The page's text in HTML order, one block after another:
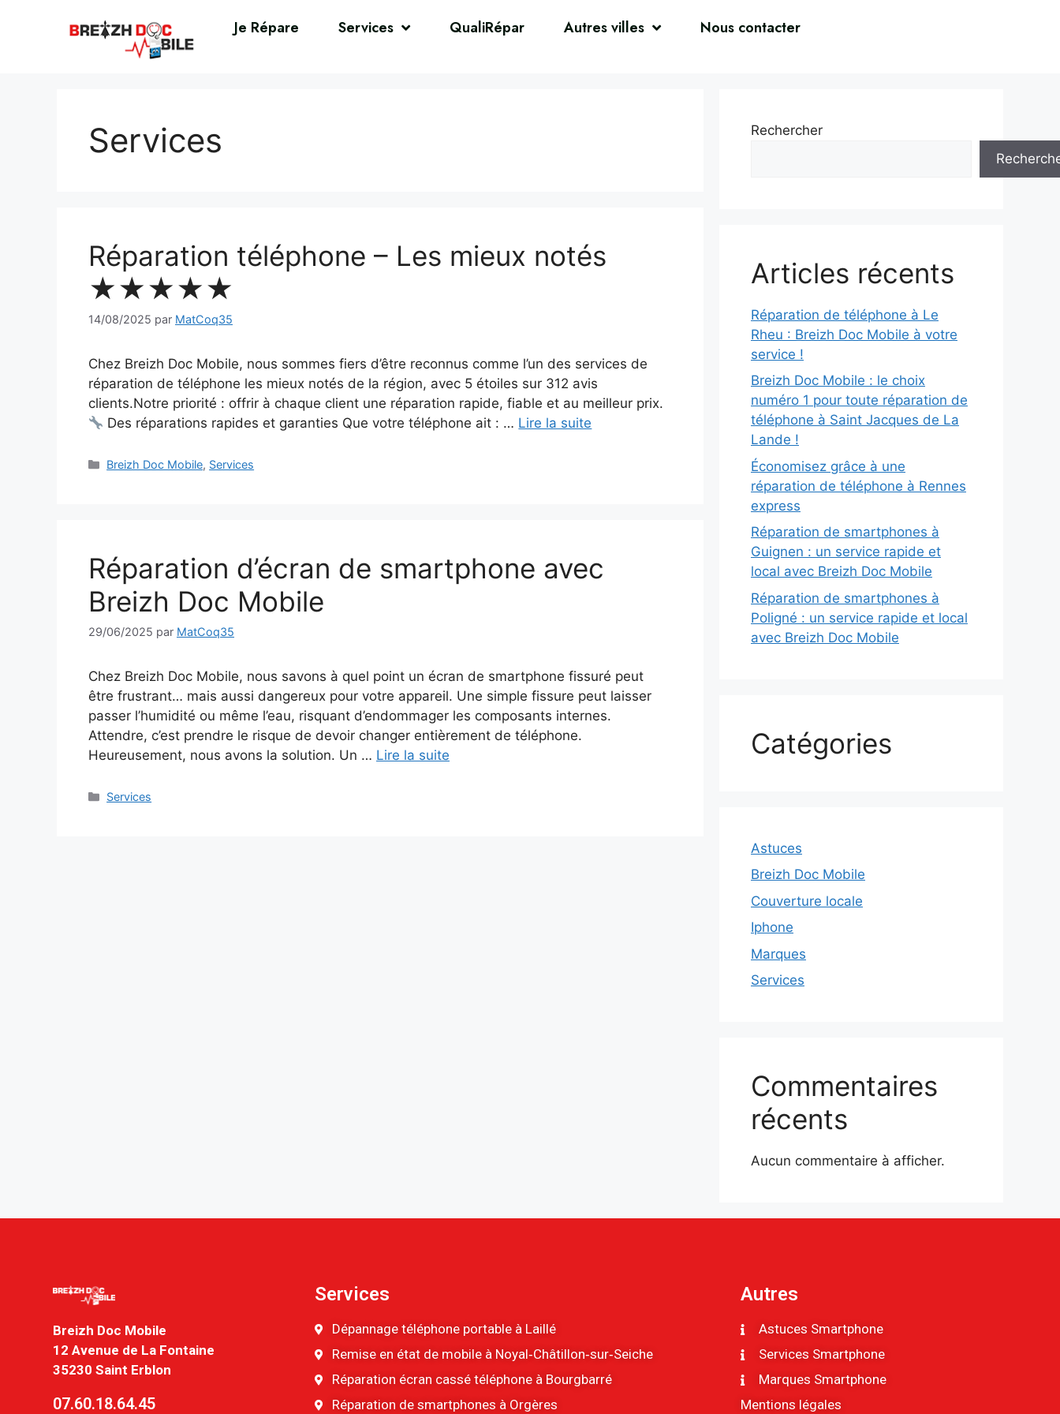
Je Répare Services QualiRépar Autres villes Nous contacter
Services
Réparation téléphone – Les mieux notés
★★★★★
14/08/2025 par MatCoq35
Chez Breizh Doc Mobile, nous sommes fiers d’être reconnus comme l’un des services de
réparation de téléphone les mieux notés de la région, avec 5 étoiles sur 312 avis
clients.Notre priorité : offrir à chaque client une réparation rapide, fiable et au meilleur prix.
Des réparations rapides et garanties Que votre téléphone ait : … Lire la suite
Breizh Doc Mobile, Services
Réparation d’écran de smartphone avec
Breizh Doc Mobile
29/06/2025 par MatCoq35
Chez Breizh Doc Mobile, nous savons à quel point un écran de smartphone fissuré peut
être frustrant… mais aussi dangereux pour votre appareil. Une simple fissure peut laisser
passer l’humidité ou même l’eau, risquant d’endommager les composants internes.
Attendre, c’est prendre le risque de devoir changer entièrement de téléphone.
Heureusement, nous avons la solution. Un … Lire la suite
Services
Rechercher
Articles récents
Réparation de téléphone à Le
Rheu : Breizh Doc Mobile à votre
service !
Breizh Doc Mobile : le choix
numéro 1 pour toute réparation de
téléphone à Saint Jacques de La
Lande !
Économisez grâce à une
réparation de téléphone à Rennes
express
Réparation de smartphones à
Guignen : un service rapide et
local avec Breizh Doc Mobile
Réparation de smartphones à
Poligné : un service rapide et local
avec Breizh Doc Mobile
Catégories
Astuces
Breizh Doc Mobile
Couverture locale
Iphone
Marques
Services
Commentaires
récents
Aucun commentaire à afficher.
Breizh Doc Mobile
12 Avenue de La Fontaine
35230 Saint Erblon
07.60.18.64.45
Services
Dépannage téléphone portable à Laillé
Remise en état de mobile à Noyal‑Châtillon‑sur‑Seiche
Réparation écran cassé téléphone à Bourgbarré
Réparation de smartphones à Orgères
Autres
Astuces Smartphone
Services Smartphone
Marques Smartphone
Mentions légales